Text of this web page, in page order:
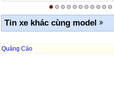
Tin xe khác cùng model
Quảng Cáo